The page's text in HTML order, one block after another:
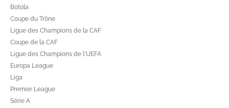
Botola
Coupe du Trône
Ligue des Champions de la CAF
Coupe de la CAF
Ligue des Champions de l'UEFA
Europa League
Liga
Premier League
Série A